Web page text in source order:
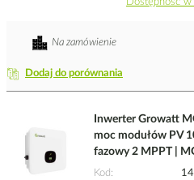
Dodaj do porównania
Na zamówienie
Inwerter Growatt
moc modułów PV
fazowy 2 MPPT |
Kod